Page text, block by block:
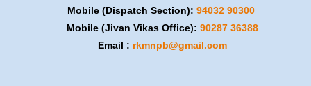
Mobile (Dispatch Section): ​94032 90300
Mobile (Jivan Vikas Office): ​90287 36388
Email : rkmnpb@gmail.com